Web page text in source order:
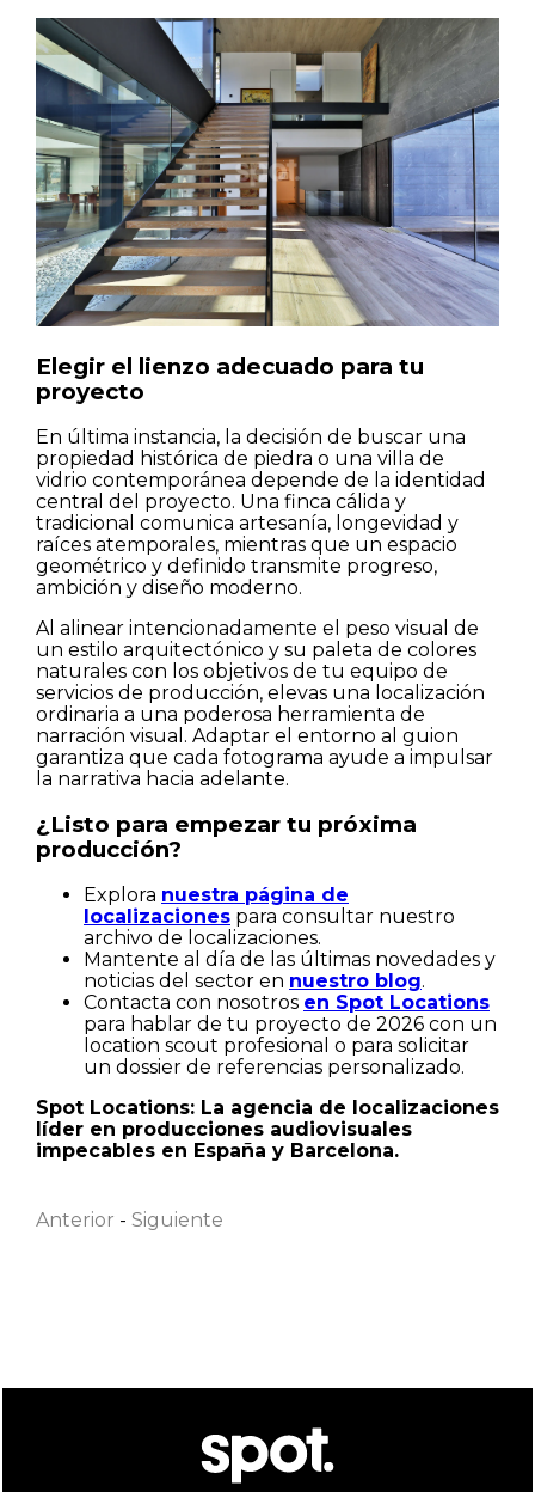
Nombre
He leído y acepto la Política de privacidad
Elegir el lienzo adecuado para tu
proyecto
En última instancia, la decisión de buscar una
propiedad histórica de piedra o una villa de
vidrio contemporánea depende de la identidad
central del proyecto. Una finca cálida y
tradicional comunica artesanía, longevidad y
raíces atemporales, mientras que un espacio
geométrico y definido transmite progreso,
ambición y diseño moderno.
Al alinear intencionadamente el peso visual de
un estilo arquitectónico y su paleta de colores
naturales con los objetivos de tu equipo de
servicios de producción, elevas una localización
ordinaria a una poderosa herramienta de
narración visual. Adaptar el entorno al guion
garantiza que cada fotograma ayude a impulsar
la narrativa hacia adelante.
¿Listo para empezar tu próxima
producción?
Explora nuestra página de
localizaciones para consultar nuestro
archivo de localizaciones.
Mantente al día de las últimas novedades y
noticias del sector en nuestro blog.
Contacta con nosotros en Spot Locations
para hablar de tu proyecto de 2026 con un
location scout profesional o para solicitar
un dossier de referencias personalizado.
Spot Locations: La agencia de localizaciones
líder en producciones audiovisuales
impecables en España y Barcelona.
Anterior - Siguiente